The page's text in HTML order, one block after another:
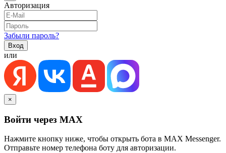
Авторизация
Забыли пароль?
или
×
Войти через MAX
Нажмите кнопку ниже, чтобы открыть бота в MAX Messenger.
Отправьте номер телефона боту для авторизации.